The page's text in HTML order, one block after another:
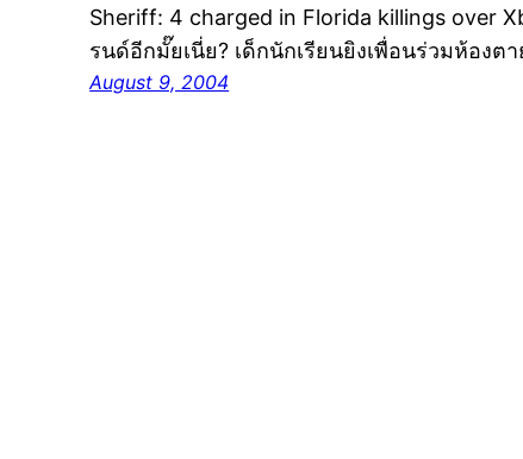
Sheriff: 4 charged in Florida killings over
รนด์อีกมั๊ยเนี่ย? เด็กนักเรียนยิงเพื่อนร่วมห้องต
August 9, 2004